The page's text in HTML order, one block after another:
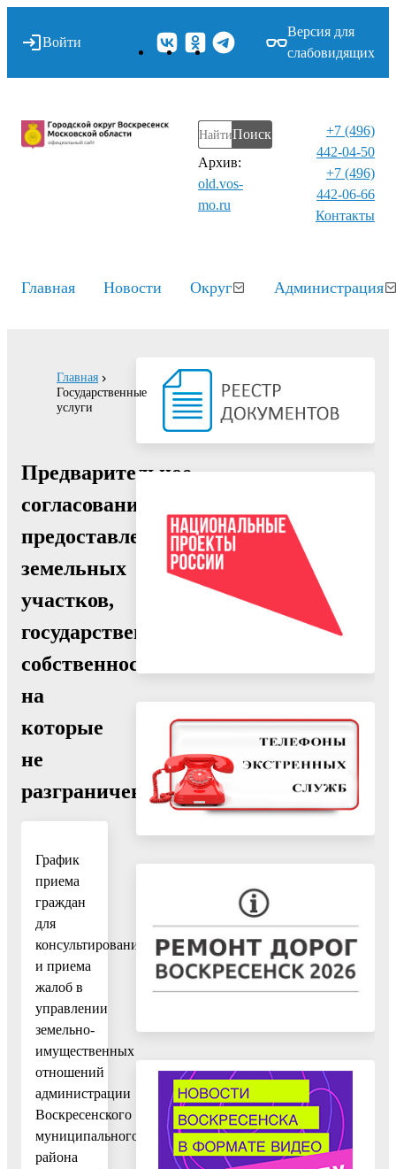
Войти
Версия для
слабовидящих
Поиск
Архив:
old.vos-
mo.ru
+7 (496)
442-04-50
+7 (496)
442-06-66
Контакты⁠
Главная Новости Округ Администрация
Главная
Государственные
услуги
Предварительное
согласование
предоставления
земельных
участков,
государственная
собственность
на
которые
не
разграничена
График
приема
граждан
для
консультирования
и приема
жалоб в
управлении
земельно-
имущественных
отношений
администрации
Воскресенского
муниципального
района